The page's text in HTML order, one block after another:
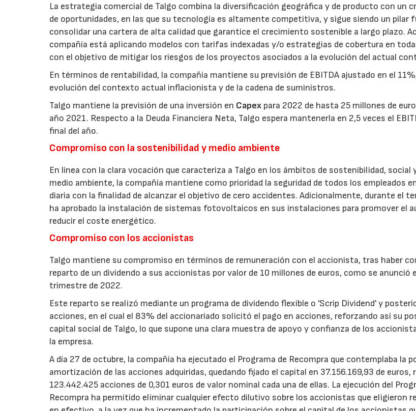
La estrategia comercial de Talgo combina la diversificación geográfica y de producto con un
de oportunidades, en las que su tecnología es altamente competitiva, y sigue siendo un pilar
consolidar una cartera de alta calidad que garantice el crecimiento sostenible a largo plazo.
compañía está aplicando modelos con tarifas indexadas y/o estrategias de cobertura en
con el objetivo de mitigar los riesgos de los proyectos asociados a la evolución del actual
En términos de rentabilidad, la compañía mantiene su previsión de EBITDA ajustado en el
evolución del contexto actual inflacionista y de la cadena de suministros.
Talgo mantiene la previsión de una inversión en Capex para 2022 de hasta 25 millones de
año 2021. Respecto a la Deuda Financiera Neta, Talgo espera mantenerla en 2,5 veces el
final del año.
Compromiso con la sostenibilidad y medio ambiente
En línea con la clara vocación que caracteriza a Talgo en los ámbitos de sostenibilidad, social
medio ambiente, la compañía mantiene como prioridad la seguridad de todos los empleados
diaria con la finalidad de alcanzar el objetivo de cero accidentes. Adicionalmente, durante el
ha aprobado la instalación de sistemas fotovoltaicos en sus instalaciones para promover el
reducir el coste energético.
Compromiso con los accionistas
Talgo mantiene su compromiso en términos de remuneración con el accionista, tras haber
reparto de un dividendo a sus accionistas por valor de 10 millones de euros, como se anunció
trimestre de 2022.
Este reparto se realizó mediante un programa de dividendo flexible o 'Scrip Dividend' y
acciones, en el cual el 83% del accionariado solicitó el pago en acciones, reforzando así su
capital social de Talgo, lo que supone una clara muestra de apoyo y confianza de los
la empresa.
A día 27 de octubre, la compañía ha ejecutado el Programa de Recompra que contemplaba la
amortización de las acciones adquiridas, quedando fijado el capital en 37.156.169,93 de euros,
123.442.425 acciones de 0,301 euros de valor nominal cada una de ellas. La ejecución del
Recompra ha permitido eliminar cualquier efecto dilutivo sobre los accionistas que eligieron